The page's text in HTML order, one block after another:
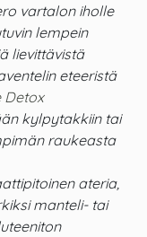
vartalon iholle
lempein
lievittävistä
eteeristä
Detox
kylpytakkiin tai
raukeasta
ateria,
manteli- tai